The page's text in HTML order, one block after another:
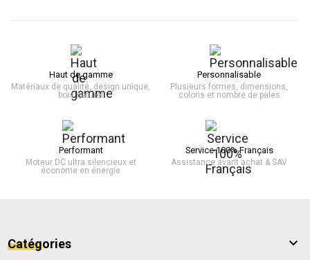
Haut de gamme
Matériaux de qualité, design unique,
bois naturel
Personnalisable
Plusieurs formes, dimensions,
coloris et nombre de pales
Performant
Moteur DC ultra silencieux et
économe en énergie
Service 100% Français
Assistance avant achat & SAV
Catégories 